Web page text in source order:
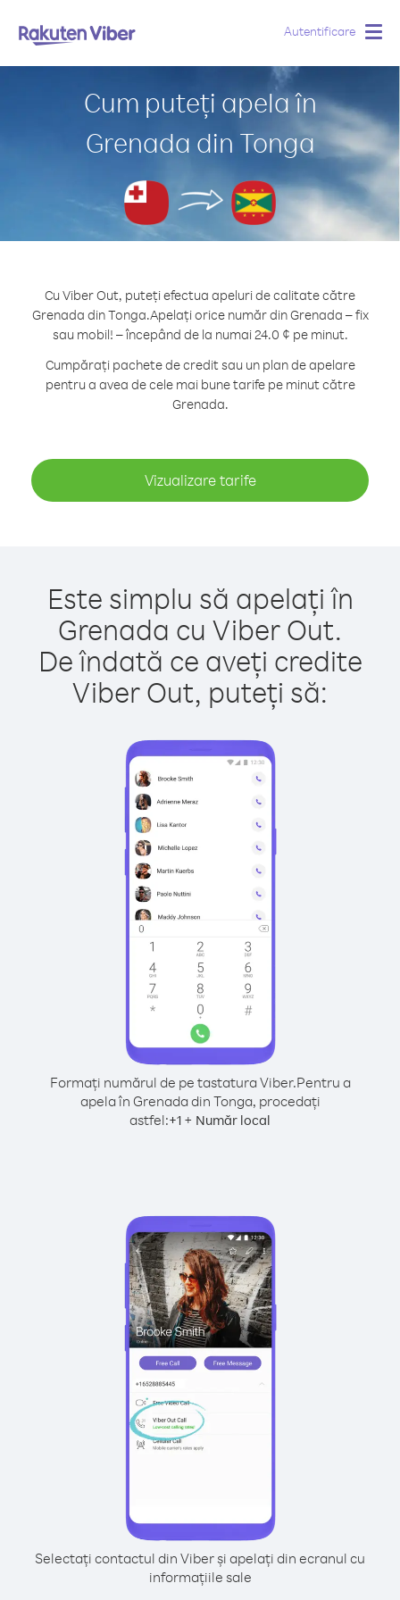
Autentificare
Cum puteți apela în
Grenada din Tonga
Cu Viber Out, puteți efectua apeluri de calitate către
Grenada din Tonga.Apelați orice număr din Grenada – fix
sau mobil! – începând de la numai 24.0 ¢ pe minut.
Cumpărați pachete de credit sau un plan de apelare
pentru a avea de cele mai bune tarife pe minut către
Grenada.
Vizualizare tarife
Este simplu să apelați în
Grenada cu Viber Out.
De îndată ce aveți credite
Viber Out, puteți să:
Formați numărul de pe tastatura Viber.Pentru a
apela în Grenada din Tonga, procedați
astfel:+1 + Număr local
Selectați contactul din Viber și apelați din ecranul cu
informațiile sale